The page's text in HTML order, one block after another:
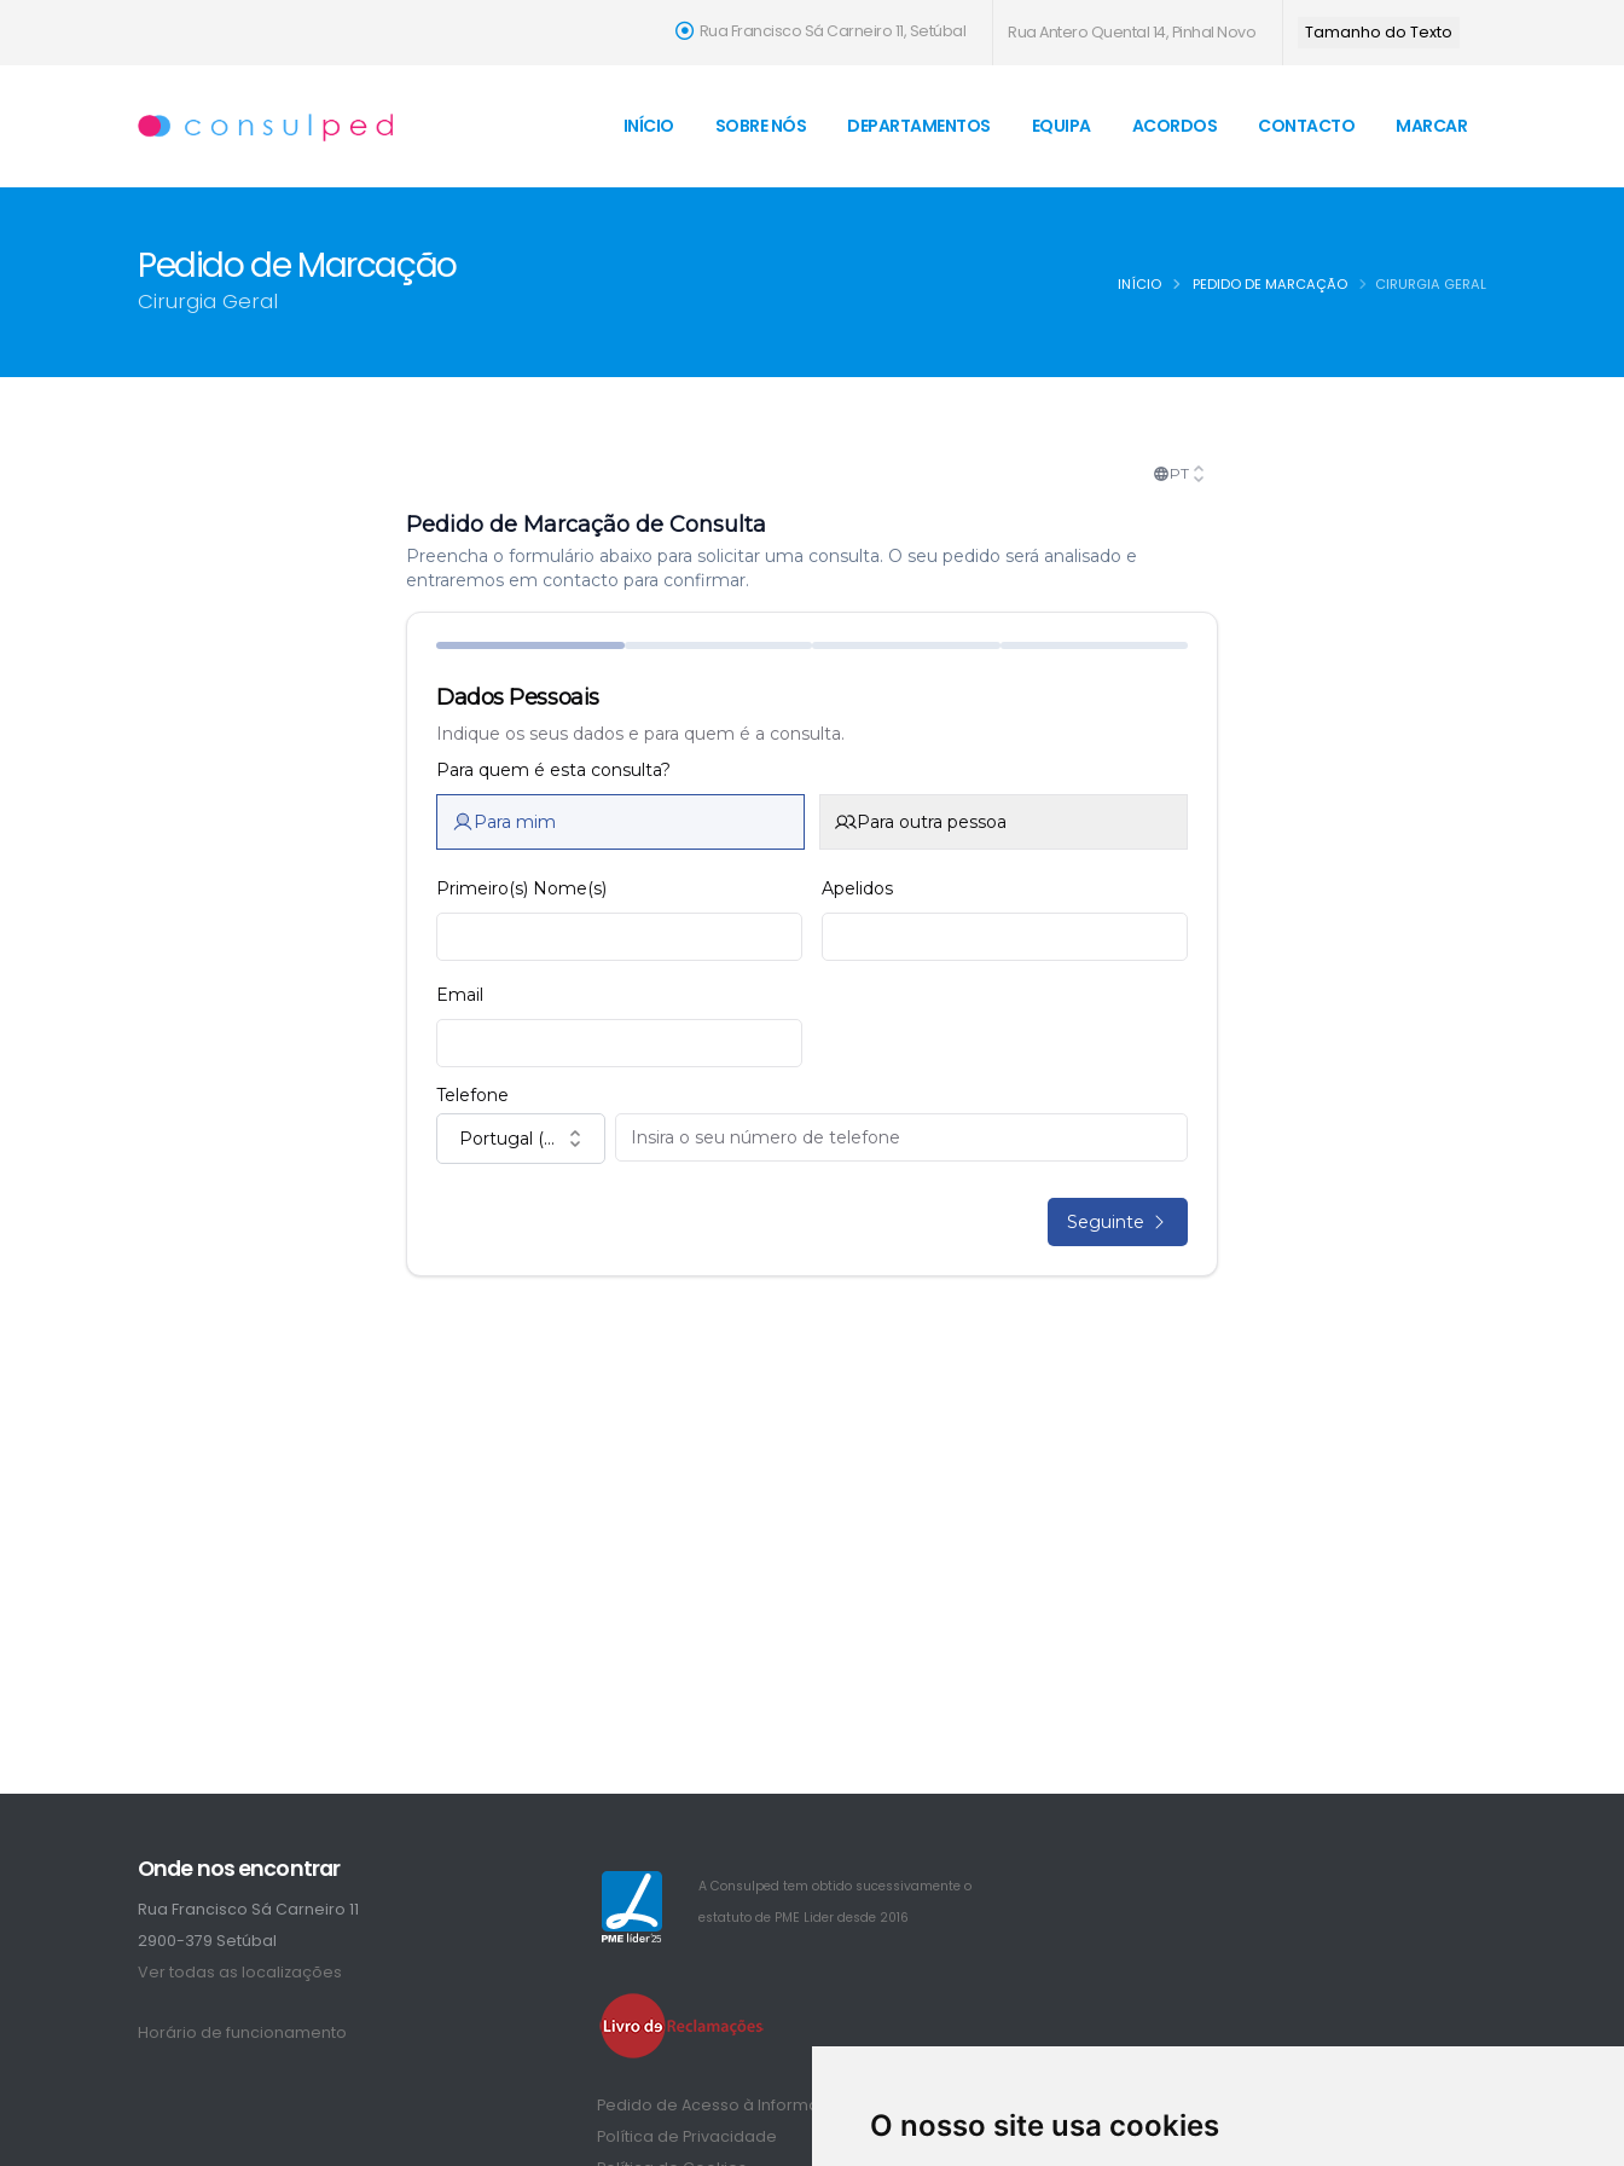
O nosso site usa cookies
Rua Francisco Sá Carneiro 11, Setúbal Rua Antero Quental 14, Pinhal Novo Tamanho do Texto
INÍCIO SOBRE NÓS DEPARTAMENTOS EQUIPA ACORDOS CONTACTO MARCAR
Pedido de Marcação
Cirurgia Geral
INÍCIO PEDIDO DE MARCAÇÃO CIRURGIA GERAL
Onde nos encontrar
Rua Francisco Sá Carneiro 11
2900-379 Setúbal
Ver todas as localizações
Horário de funcionamento
25
A Consulped tem obtido sucessivamente o
estatuto de PME Lider desde 2016
Pedido de Acesso à Informação de Saúde
Política de Privacidade